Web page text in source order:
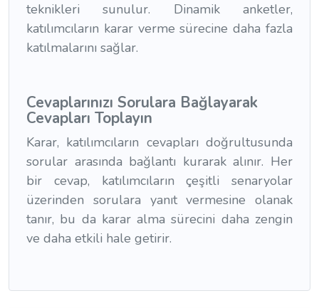
teknikleri sunulur. Dinamik anketler,
katılımcıların karar verme sürecine daha fazla
katılmalarını sağlar.
Cevaplarınızı Sorulara Bağlayarak
Cevapları Toplayın
Karar, katılımcıların cevapları doğrultusunda
sorular arasında bağlantı kurarak alınır. Her
bir cevap, katılımcıların çeşitli senaryolar
üzerinden sorulara yanıt vermesine olanak
tanır, bu da karar alma sürecini daha zengin
ve daha etkili hale getirir.